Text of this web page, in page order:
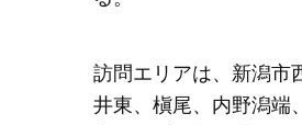
訪問エリアは、新潟市
井東、槇尾、内野潟端